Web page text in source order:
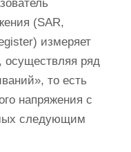
(SAR,
измеряет
осуществляя ряд
то есть
напряжения с
следующим